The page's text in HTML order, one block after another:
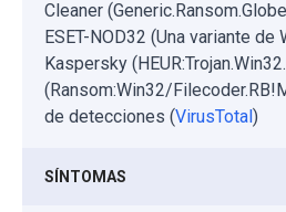
Cleaner
ESET-NOD32 (Una variante
Kaspersky
(Ransom:Win32/
de detecciones (VirusTotal)
SÍNTOMAS